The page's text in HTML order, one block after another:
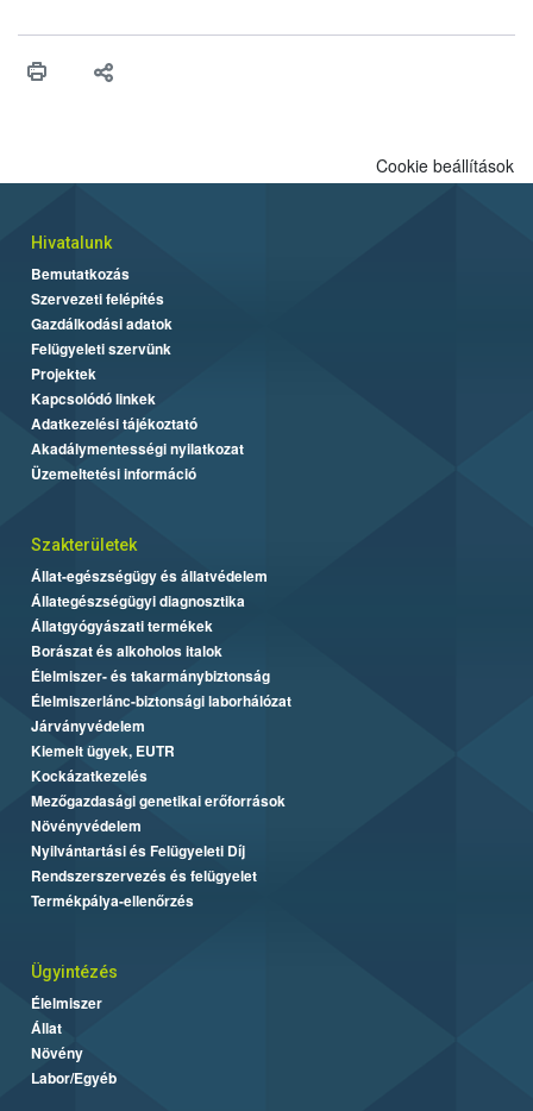
vonni az ebek viselkedésének megítélésében jártas szakértőt.
Cookie beállítások
Hivatalunk
Bemutatkozás
Szervezeti felépítés
Gazdálkodási adatok
Felügyeleti szervünk
Projektek
Kapcsolódó linkek
Adatkezelési tájékoztató
Akadálymentességi nyilatkozat
Üzemeltetési információ
Szakterületek
Állat-egészségügy és állatvédelem
Állategészségügyi diagnosztika
Állatgyógyászati termékek
Borászat és alkoholos italok
Élelmiszer- és takarmánybiztonság
Élelmiszerlánc-biztonsági laborhálózat
Járványvédelem
Kiemelt ügyek, EUTR
Kockázatkezelés
Mezőgazdasági genetikai erőforrások
Növényvédelem
Nyilvántartási és Felügyeleti Díj
Rendszerszervezés és felügyelet
Termékpálya-ellenőrzés
Ügyintézés
Élelmiszer
Állat
Növény
Labor/Egyéb